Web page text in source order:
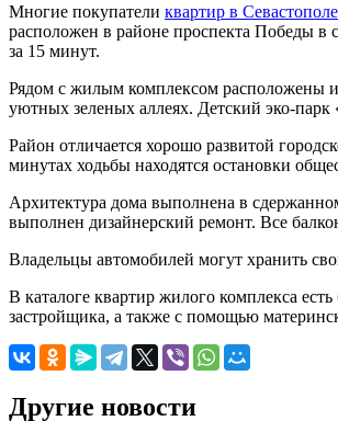
Многие покупатели квартир в Севастополе
расположен в районе проспекта Победы в
за 15 минут.
Рядом с жилым комплексом расположены
уютных зеленых аллеях. Детский эко-
Район отличается хорошо развитой
минутах ходьбы находятся остановки
Архитектура дома выполнена в
выполнен дизайнерский ремонт. Все
Владельцы автомобилей могут хранить
В каталоге квартир жилого комплекса
застройщика, а также с помощью
Другие новости